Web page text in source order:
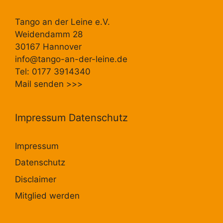
Tango an der Leine e.V.
Weidendamm 28
30167 Hannover
info@tango-an-der-leine.de
Tel: 0177 3914340
Mail senden >>>
Impressum Datenschutz
Impressum
Datenschutz
Disclaimer
Mitglied werden